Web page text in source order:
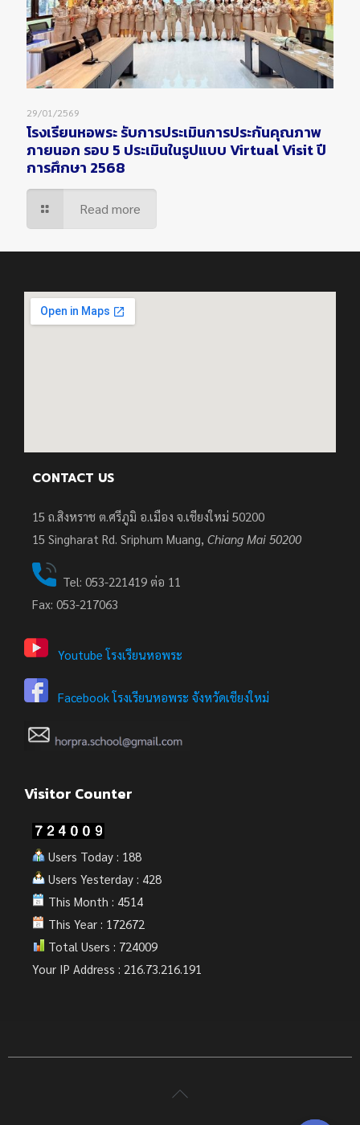
29/01/2569
โรงเรียนหอพระ รับการประเมินการประกันคุณภาพ
ภายนอก รอบ 5 ประเมินในรูปแบบ Virtual Visit ปี
การศึกษา 2568
Read more
CONTACT US
15 ถ.สิงหราช ต.ศรีภูมิ อ.เมือง จ.เชียงใหม่ 50200
15 Singharat Rd. Sriphum Muang, Chiang Mai 50200
Tel: 053-221419 ต่อ 11
Fax: 053-217063
Youtube โรงเรียนหอพระ
Facebook โรงเรียนหอพระ จังหวัดเชียงใหม่
Visitor Counter
Users Today : 188
Users Yesterday : 428
This Month : 4514
This Year : 172672
Total Users : 724009
Your IP Address : 216.73.216.191